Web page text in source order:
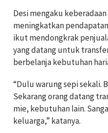
Desi mengaku
meningkatkan
ikut mendongkrak
yang datang untuk
berbelanja kebutuhan
“Dulu warung sepi sekali.
Sekarang orang datang
mie, kebutuhan lain.
keluarga,” katanya.